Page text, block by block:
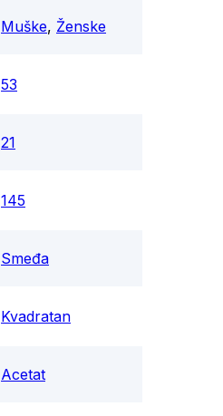
Muške, Ženske
53
21
145
Smeđa
Kvadratan
Acetat